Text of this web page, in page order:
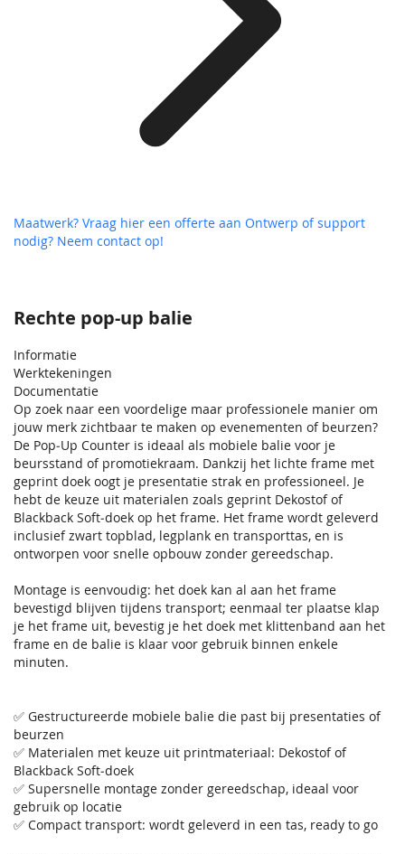
Rechte pop-up balie
Informatie
Werktekeningen
Documentatie
Op zoek naar een voordelige maar professionele manier om
jouw merk zichtbaar te maken op evenementen of beurzen?
De Pop‑Up Counter is ideaal als mobiele balie voor je
beursstand of promotiekraam. Dankzij het lichte frame met
geprint doek oogt je presentatie strak en professioneel. Je
hebt de keuze uit materialen zoals geprint Dekostof of
Blackback Soft‑doek op het frame. Het frame wordt geleverd
inclusief zwart topblad, legplank en transporttas, en is
ontworpen voor snelle opbouw zonder gereedschap.
Montage is eenvoudig: het doek kan al aan het frame
bevestigd blijven tijdens transport; eenmaal ter plaatse klap
je het frame uit, bevestig je het doek met klittenband aan het
frame en de balie is klaar voor gebruik binnen enkele
minuten.
✅ Gestructureerde mobiele balie die past bij presentaties of
beurzen
✅ Materialen met keuze uit printmateriaal: Dekostof of
Blackback Soft‑doek
✅ Supersnelle montage zonder gereedschap, ideaal voor
gebruik op locatie
✅ Compact transport: wordt geleverd in een tas, ready to go
Maatwerk? Vraag hier een offerte aan Ontwerp of support
nodig? Neem contact op!